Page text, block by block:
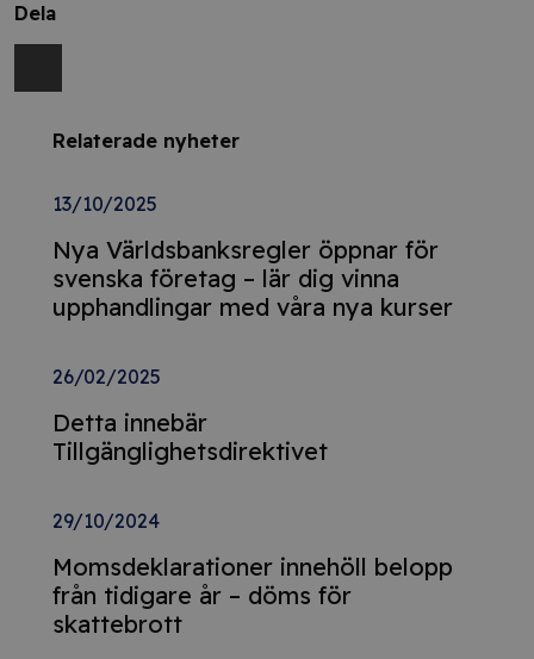
Dela
Relaterade nyheter
13/10/2025
Nya Världsbanksregler öppnar för
svenska företag – lär dig vinna
upphandlingar med våra nya kurser
26/02/2025
Detta innebär
Tillgänglighetsdirektivet
29/10/2024
Momsdeklarationer innehöll belopp
från tidigare år – döms för
skattebrott